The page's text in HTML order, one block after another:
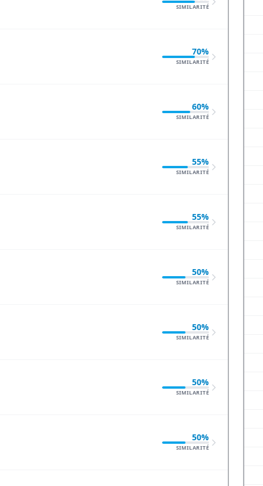
SIMILARITÉ
70%
SIMILARITÉ
60%
SIMILARITÉ
55%
SIMILARITÉ
55%
SIMILARITÉ
50%
SIMILARITÉ
50%
SIMILARITÉ
50%
SIMILARITÉ
50%
SIMILARITÉ